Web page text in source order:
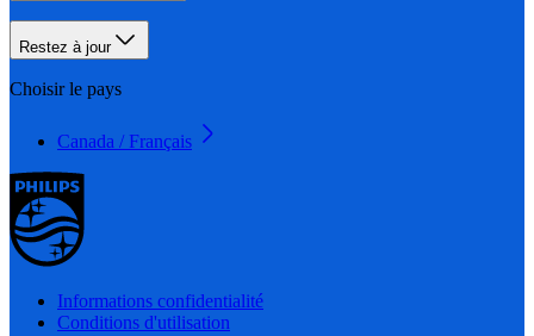
Restez à jour
Choisir le pays
Canada / Français
Informations confidentialité
Conditions d'utilisation